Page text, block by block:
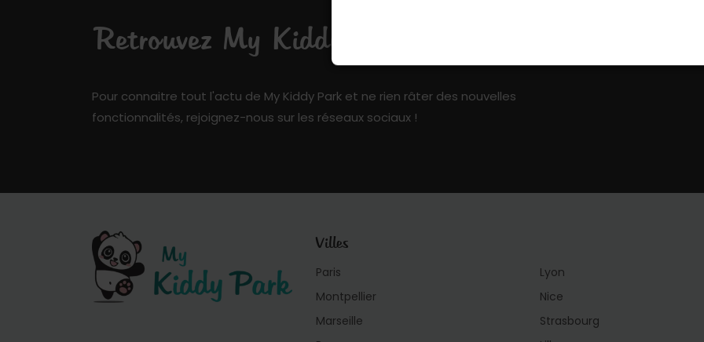
Retrouvez My Kiddy Park sur les réseaux sociaux !
Pour connaitre tout l'actu de My Kiddy Park et ne rien râter des nouvelles
fonctionnalités, rejoignez-nous sur les réseaux sociaux !
Villes
Paris
Montpellier
Marseille
Lyon
Nice
Strasbourg